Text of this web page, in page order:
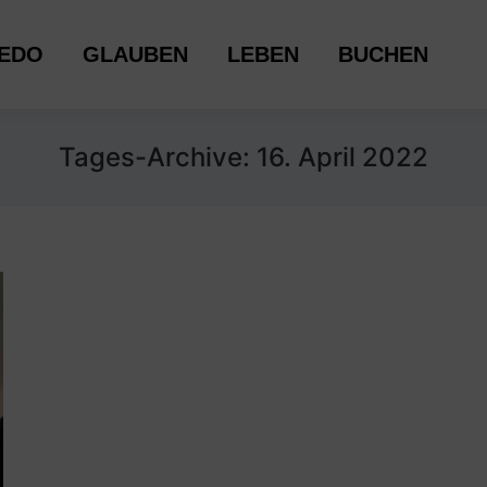
GLAUBEN LEBEN BUCHEN
Tages-Archive: 16. April 2022
LEBEN BUCHEN